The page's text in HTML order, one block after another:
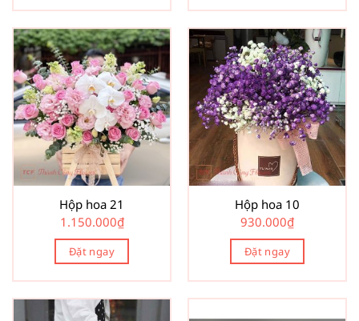
Hộp hoa 21
1.150.000₫
Đặt ngay
Hộp hoa 10
930.000₫
Đặt ngay